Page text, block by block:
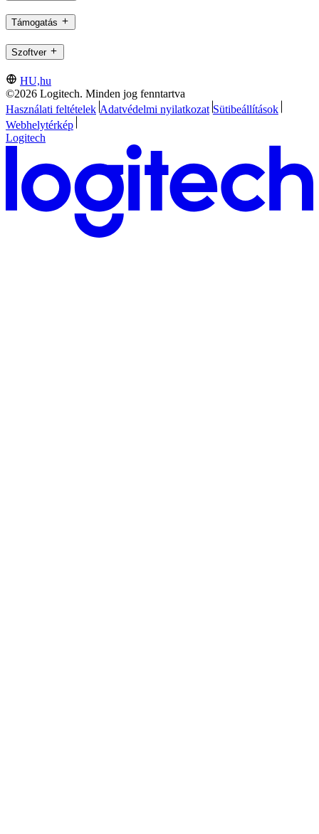
Támogatás
Szoftver
HU,hu
©2026 Logitech. Minden jog fenntartva
Használati feltételek Adatvédelmi nyilatkozat Sütibeállítások
Webhelytérkép
Logitech